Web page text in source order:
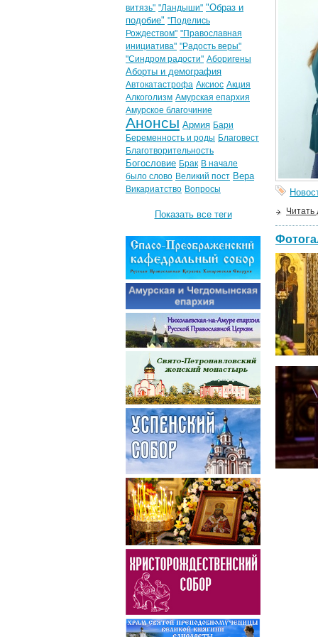
витязь" "Ландыши" "Образ и
подобие" "Поделись
Рождеством" "Православная
инициатива" "Радость веры"
"Синдром радости" Аборигены
Аборты и демография
Автокатастрофа Аксиос Акция
Алкоголизм Амурская епархия
Амурское благочиние
Анонсы Армия Бари
Беременность и роды Благовест
Благотворительность
Богословие Брак В начале
было слово Великий пост Вера
Викариатство Вопросы
Показать все теги